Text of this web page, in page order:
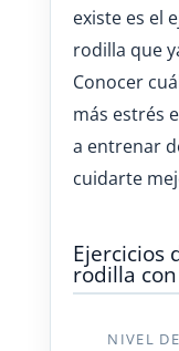
existe es el
rodilla que
Conocer
más estrés
a entrenar
cuidarte
Ejercicios
rodilla
NIVEL